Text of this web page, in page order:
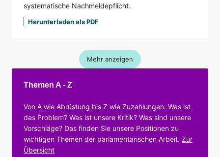
systematische Nachmeldepflicht.
Herunterladen als PDF
Mehr anzeigen
Themen A - Z
Von A wie Abrüstung bis Z wie Zuzahlungen. Was ist
das Problem? Was ist unsere Kritik? Was sind unsere
Vorschläge? Das finden Sie unsere Positionen zu
wichtigen Themen der parlamentarischen Arbeit. Zur
Übersicht